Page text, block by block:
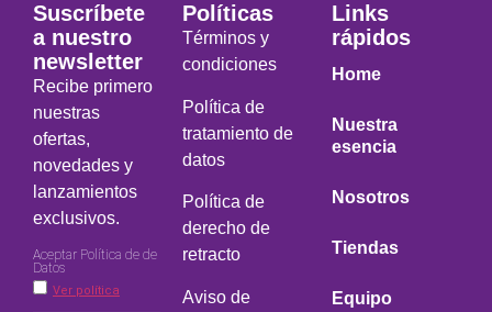
Suscríbete
a nuestro
newsletter
Recibe primero
nuestras
ofertas,
novedades y
lanzamientos
exclusivos.
Aceptar Política de de
Datos
Ver política
Políticas
Términos y
condiciones
Política de
tratamiento de
datos
Política de
derecho de
retracto
Aviso de
Links
rápidos
Home
Nuestra
esencia
Nosotros
Tiendas
Equipo